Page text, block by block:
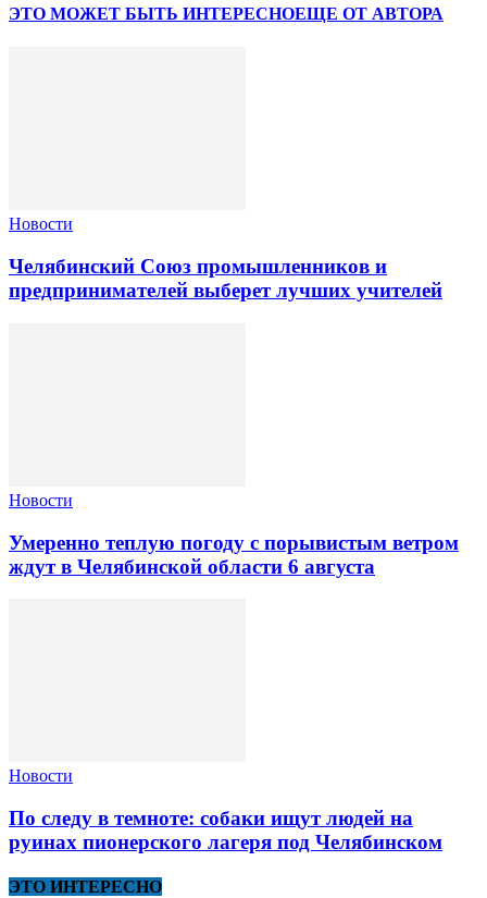
ЭТО МОЖЕТ БЫТЬ ИНТЕРЕСНОЕЩЕ ОТ АВТОРА
Новости
Челябинский Союз промышленников и
предпринимателей выберет лучших учителей
Новости
Умеренно теплую погоду с порывистым ветром
ждут в Челябинской области 6 августа
Новости
По следу в темноте: собаки ищут людей на
руинах пионерского лагеря под Челябинском
ЭТО ИНТЕРЕСНО